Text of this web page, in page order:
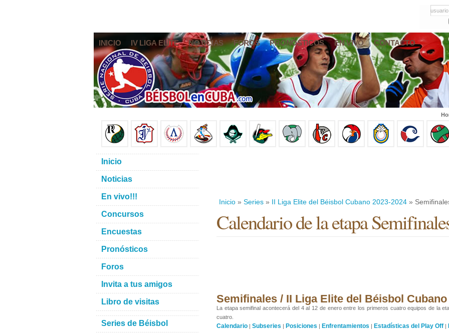
INICIO IV LIGA ELITE NOTICIAS FOROS PRONÓSTICOS EN VIVO CONTACTO
Inicio » Series » II Liga Elite del Béisbol Cubano 2023-2024 »
Calendario de la etapa
Semifinales / II Liga Elite del Béisbol Cubano
La etapa semifinal acontecerá del 4 al 12 de enero entre los primeros cuatro equipos de la
cuatro.
Calendario | Subseries | Posiciones | Enfrentamientos | Estadísticas del Play Off |
Inicio
Noticias
En vivo!!!
Concursos
Encuestas
Pronósticos
Foros
Invita a tus amigos
Libro de visitas
Series de Béisbol